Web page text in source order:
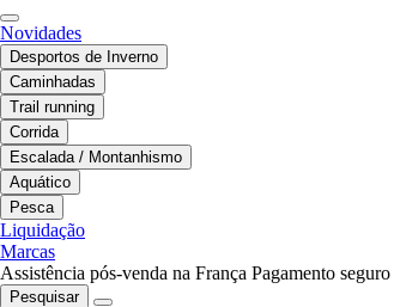
Novidades
Desportos de Inverno
Caminhadas
Trail running
Corrida
Escalada / Montanhismo
Aquático
Pesca
Liquidação
Marcas
Assistência pós-venda na França Pagamento seguro
Pesquisar